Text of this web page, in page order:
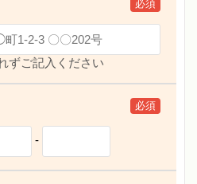
必須
ずご記入ください
必須
-